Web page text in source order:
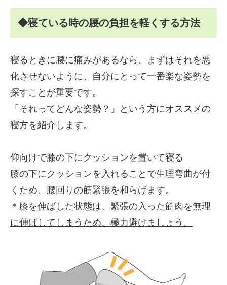
◆寝ている時の腰の負担を軽くする方法
寝るときに腰に痛みがあるなら、まずはそれを悪
化させないように、自分にとって一番楽な姿勢を
探すことが重要です。
「それってどんな姿勢？」という方にオススメの
寝方を紹介します。
仰向けで膝の下にクッションを置いて寝る
膝の下にクッションを入れることで生理弯曲が付
くため、腰回りの筋緊張を和らげます。
＊膝を伸ばした状態は、緊張の入った筋肉を無理
に伸ばしてしまうため、極力避けましょう。